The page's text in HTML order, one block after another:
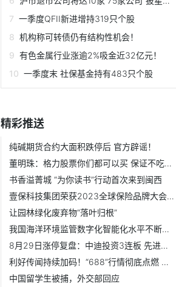
一季度QFII新进增持319只个股
机构称可转债仍有结构性机会！
有色金属行业涨逾2%吸金近32亿元！
一季度末 社保基金持有483只个股
精彩推送
纯碱期货合约大面积跌停后 官方辟谣！
董明珠：格力股票你们都可以买 保证不吃亏！曾鼓励员工“砸...
书香溢菁城 “为你读书”行动首次来到闽西
壹保科技集团荣获2023全球保险品牌大会“燕梳奖”惠民保优秀...
让园林绿化废弃物“落叶归根”
我国海洋环境监管数字化智能化水平不断提升
8月29日涨停复盘：中迪投资3连板 先进数通涨停
利好传闻持续加码！“688”行情彻底点燃 五大积极信号助推 ...
中国留学生被捕，外交部回应